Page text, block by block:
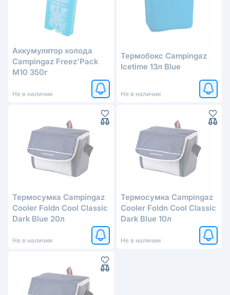
Аккумулятор холода
Campingaz Freez'Pack
M10 350г
Не в наличии
Термобокс Campingaz
Icetime 13л Blue
Не в наличии
Термосумка Campingaz
Cooler Foldn Cool Classic
Dark Blue 20л
Не в наличии
Термосумка Campingaz
Cooler Foldn Cool Classic
Dark Blue 10л
Не в наличии